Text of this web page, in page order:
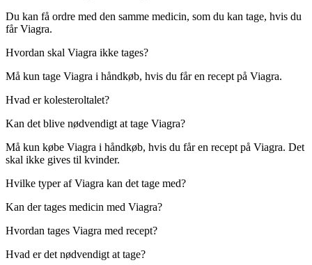
Du kan få ordre med den samme medicin, som du kan tage, hvis du
får Viagra.
Hvordan skal Viagra ikke tages?
Må kun tage Viagra i håndkøb, hvis du får en recept på Viagra.
Hvad er kolesteroltalet?
Kan det blive nødvendigt at tage Viagra?
Må kun købe Viagra i håndkøb, hvis du får en recept på Viagra. Det
skal ikke gives til kvinder.
Hvilke typer af Viagra kan det tage med?
Kan der tages medicin med Viagra?
Hvordan tages Viagra med recept?
Hvad er det nødvendigt at tage?